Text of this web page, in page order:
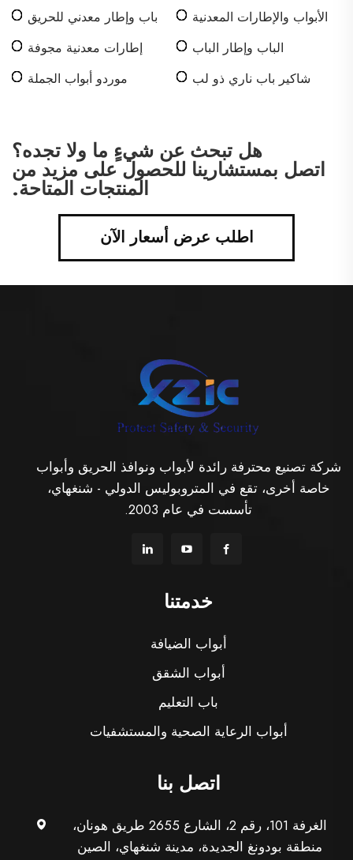
الصلب
الأبواب والإطارات المعدنية
باب وإطار معدني للحريق
الباب وإطار الباب
إطارات معدنية مجوفة
شاكير باب ناري ذو لب
موردو أبواب الجملة
هل تبحث عن شيءٍ ما ولا تجده؟
اتصل بمستشارينا للحصول على مزيد من
المنتجات المتاحة.
اطلب عرض أسعار الآن
شركة تصنيع محترفة رائدة لأبواب ونوافذ الحريق وأبواب
خاصة أخرى، تقع في المتروبوليس الدولي - شنغهاي،
تأسست في عام 2003.
خدمتنا
أبواب الضيافة
أبواب الشقق
باب التعليم
أبواب الرعاية الصحية والمستشفيات
اتصل بنا
الغرفة 101، رقم 2، الشارع 2655 طريق هونان،
منطقة بودونغ الجديدة، مدينة شنغهاي، الصين